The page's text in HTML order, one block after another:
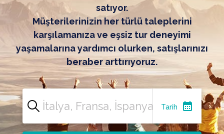
satıyor.
Müşterilerinizin her türlü taleplerini
karşılamanıza ve eşsiz tur deneyimi
yaşamalarına yardımcı olurken, satışlarınızı
beraber arttırıyoruz.
Tarih calendar_month